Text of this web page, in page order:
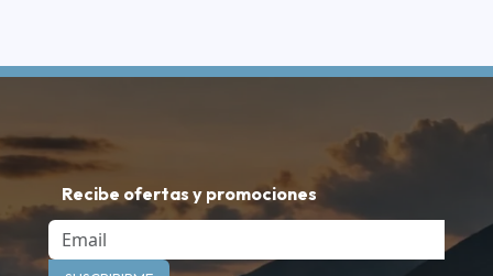
Recibe ofertas y promociones
Email